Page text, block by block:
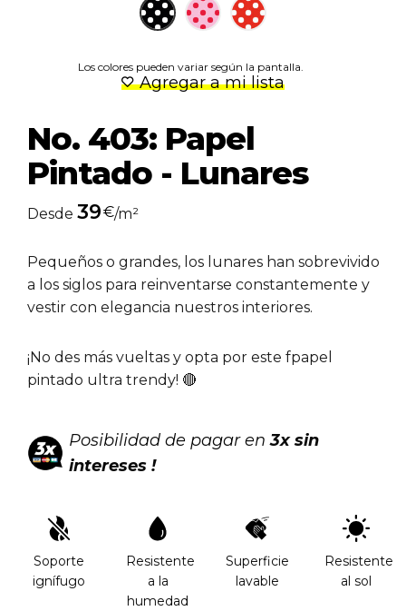
Los colores pueden variar según la pantalla.
Agregar a mi lista
No. 403: Papel
Pintado - Lunares
Desde 39€/m²
Pequeños o grandes, los lunares han sobrevivido
a los siglos para reinventarse constantemente y
vestir con elegancia nuestros interiores.
¡No des más vueltas y opta por este fpapel
pintado ultra trendy! 🔴
Posibilidad de pagar en3x sin
intereses !
Soporte
ignífugo
Resistente
a la
humedad
Superficie
lavable
Resistente
al sol